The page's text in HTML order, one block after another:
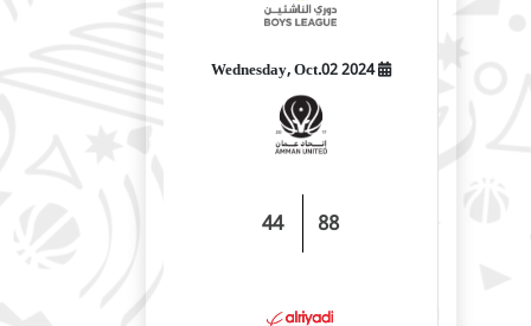
2024 Wednesday, Oct.02
88
44